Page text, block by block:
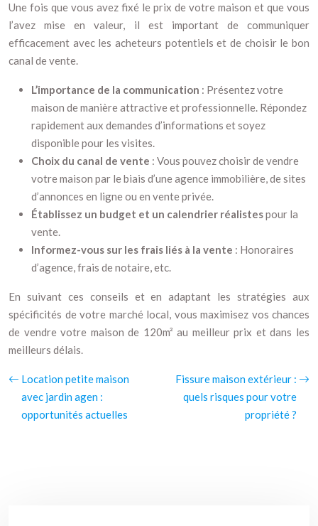
Une fois que vous avez fixé le prix de votre maison et que vous
l’avez mise en valeur, il est important de communiquer
efficacement avec les acheteurs potentiels et de choisir le bon
canal de vente.
L’importance de la communication : Présentez votre
maison de manière attractive et professionnelle. Répondez
rapidement aux demandes d’informations et soyez
disponible pour les visites.
Choix du canal de vente : Vous pouvez choisir de vendre
votre maison par le biais d’une agence immobilière, de sites
d’annonces en ligne ou en vente privée.
Établissez un budget et un calendrier réalistespour la
vente.
Informez-vous sur les frais liés à la vente : Honoraires
d’agence, frais de notaire, etc.
En suivant ces conseils et en adaptant les stratégies aux
spécificités de votre marché local, vous maximisez vos chances
de vendre votre maison de 120m² au meilleur prix et dans les
meilleurs délais.
Location petite maison
avec jardin agen :
opportunités actuelles
Fissure maison extérieur :
quels risques pour votre
propriété ?